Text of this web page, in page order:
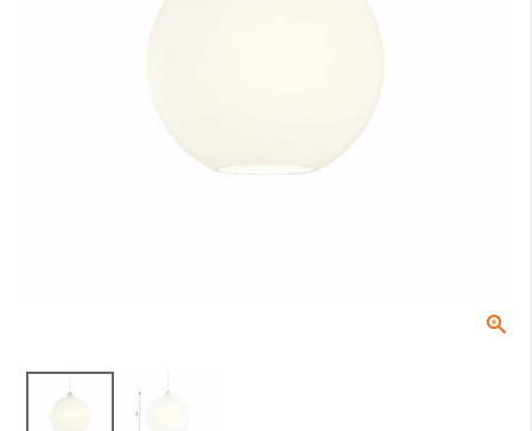
イスポールセンでは、テーブル上の照度や、視界に入る照明器具が美
しく見える位置等を考慮し、60〜70cmを推奨しております。